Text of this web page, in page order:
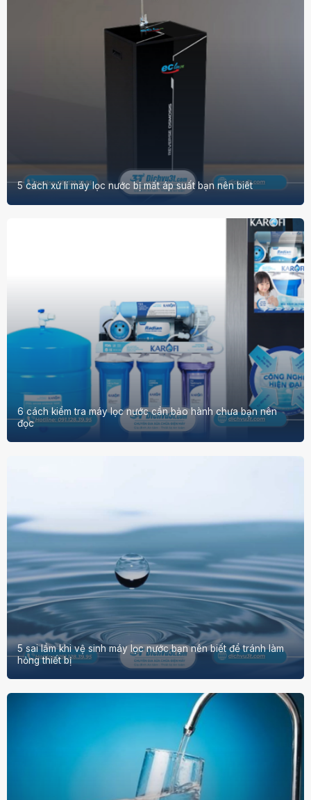
5 cách xử lí máy lọc nước bị mất áp suất bạn nên biêt
6 cách kiểm tra máy lọc nước cần bảo hành chưa bạn nên
đọc
5 sai lầm khi vệ sinh máy lọc nước bạn nên biết để tránh làm
hỏng thiết bị